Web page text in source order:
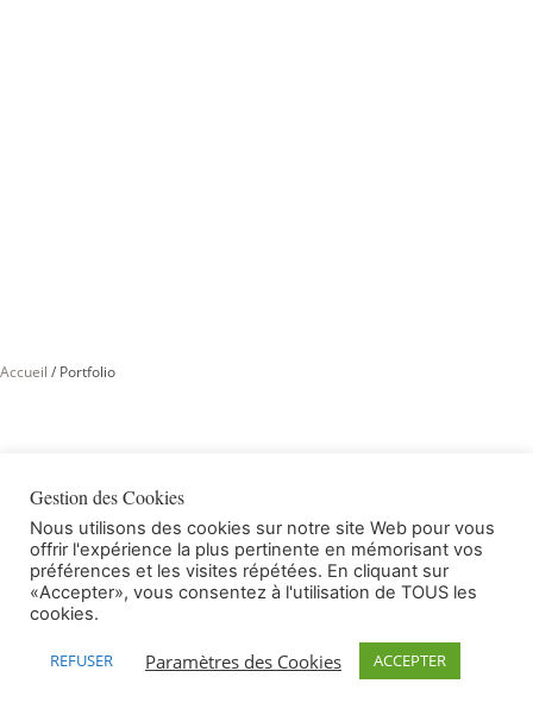
Accueil / Portfolio
Résidence Moliets-et-Maa –
Landes
Hébergement Hôtel Linge de lit Literie Mobilier intérieur
Nous avons réalisé l’aménagement de villas de
Gestion des Cookies
Nous utilisons des cookies sur notre site Web pour vous
offrir l'expérience la plus pertinente en mémorisant vos
préférences et les visites répétées. En cliquant sur
«Accepter», vous consentez à l'utilisation de TOUS les
cookies.
REFUSER Paramètres des Cookies ACCEPTER